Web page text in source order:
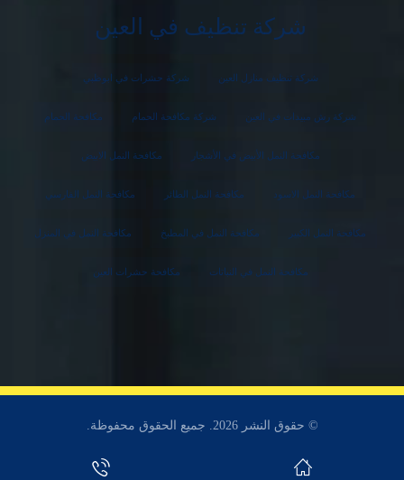
شركة تنظيف في العين
شركة تنظيف منازل العين شركة حشرات في ابوظبي
شركة رش مبيدات في العين شركة مكافحة الحمام مكافحة الحمام
مكافحة النمل الأبيض في الأشجار مكافحة النمل الابيض
مكافحة النمل الاسود مكافحة النمل الطائر مكافحة النمل الفارسي
مكافحة النمل الكبير مكافحة النمل في المطبخ مكافحة النمل في المنزل
مكافحة النمل في النباتات مكافحة حشرات العين
© حقوق النشر 2026. جميع الحقوق محفوظة.